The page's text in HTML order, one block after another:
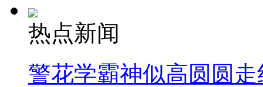
热点新闻
警花学霸神似高圆圆走